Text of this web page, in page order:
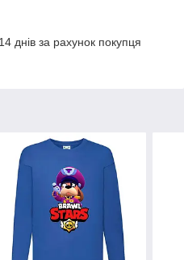
днів за рахунок покупця